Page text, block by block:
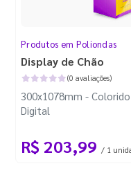
Produtos em Poliondas
Display de Chão
(0 avaliações)
300x1078mm -
Digital
R$ 203,99 / 1